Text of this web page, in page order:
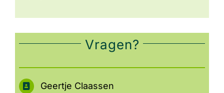
Vragen?
Geertje Claassen